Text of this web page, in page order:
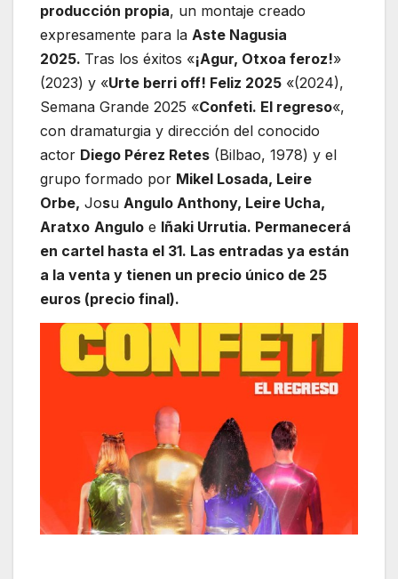
producción propia, un montaje creado
expresamente para la Aste Nagusia
2025. Tras los éxitos «¡Agur, Otxoa feroz!»
(2023) y «Urte berri off! Feliz 2025 «(2024),
Semana Grande 2025 «Confeti. El regreso«,
con dramaturgia y dirección del conocido
actor Diego Pérez Retes (Bilbao, 1978) y el
grupo formado por Mikel Losada, Leire
Orbe, Josu Angulo Anthony, Leire Ucha,
Aratxo Angulo e Iñaki Urrutia. Permanecerá
en cartel hasta el 31. Las entradas ya están
a la venta y tienen un precio único de 25
euros (precio final).